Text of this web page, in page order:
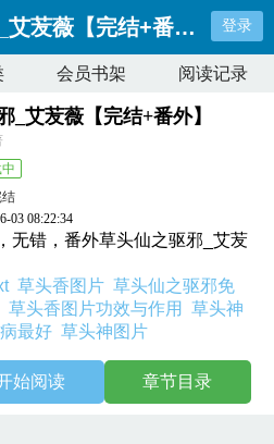
苃薇【完结+番外】 登录
会员书架 阅读记录
_艾苃薇【完结+番外】
03 08:22:34
无错，番外草头仙之驱邪_艾苃
草头香图片草头仙之驱邪免
草头香图片功效与作用草头神
病最好草头神图片
始阅读 章节目录